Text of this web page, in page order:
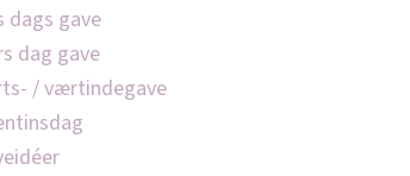
dags gave
dag gave
/ værtindegave